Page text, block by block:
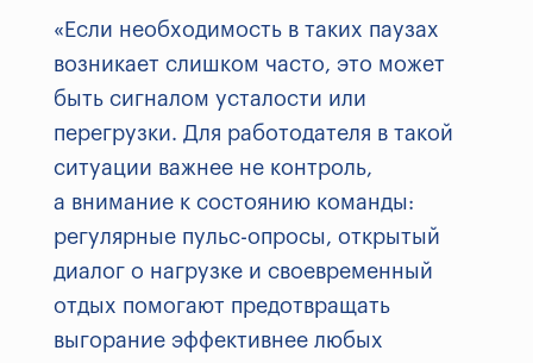
«Если необходимость в таких паузах
возникает слишком часто, это может
быть сигналом усталости или
перегрузки. Для работодателя в такой
ситуации важнее не контроль,
а внимание к состоянию команды:
регулярные пульс-опросы, открытый
диалог о нагрузке и своевременный
отдых помогают предотвращать
выгорание эффективнее любых